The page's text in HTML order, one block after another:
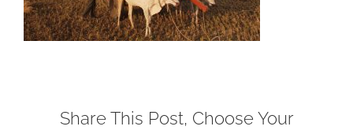
Share This Post, Choose Your